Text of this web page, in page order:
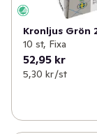
Kronljus Grön
10 st, Fixa
52,95 kr
5,30 kr /st